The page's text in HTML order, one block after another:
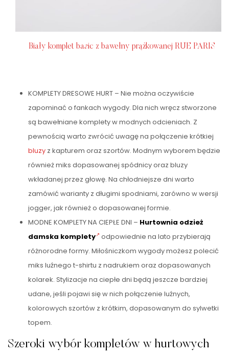
Biały komplet basic z bawełny prążkowanej RUE PARIS
KOMPLETY DRESOWE HURT – Nie można oczywiście
zapominać o fankach wygody. Dla nich wręcz stworzone
są bawełniane komplety w modnych odcieniach. Z
pewnością warto zwrócić uwagę na połączenie krótkiej
bluzy z kapturem oraz szortów. Modnym wyborem będzie
również miks dopasowanej spódnicy oraz bluzy
wkładanej przez głowę. Na chłodniejsze dni warto
zamówić warianty z długimi spodniami, zarówno w wersji
jogger, jak również o dopasowanej formie.
MODNE KOMPLETY NA CIEPŁE DNI – Hurtownia odzież
damska komplety odpowiednie na lato przybierają
różnorodne formy. Miłośniczkom wygody możesz polecić
miks luźnego t-shirtu z nadrukiem oraz dopasowanych
kolarek. Stylizacje na ciepłe dni będą jeszcze bardziej
udane, jeśli pojawi się w nich połączenie luźnych,
kolorowych szortów z krótkim, dopasowanym do sylwetki
topem.
Szeroki wybór kompletów w hurtowych